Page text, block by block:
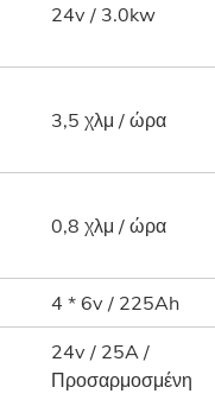
24v / 3.0kw
3,5 χλμ / ώρα
0,8 χλμ / ώρα
4 * 6v / 225Ah
24v / 25A /
Προσαρμοσμένη